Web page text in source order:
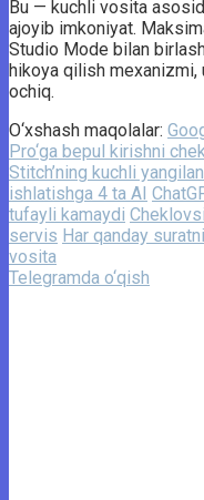
Bu — kuchli vosita
ajoyib imkoniyat.
Studio Mode bilan
hikoya qilish mexanizmi,
ochiq.
O‘xshash maqolalar:
Pro‘ga bepul kirishni
Stitch’ning kuchli
ishlatishga 4 ta AI
tufayli kamaydi
servis Har qanday
vosita
Telegramda o‘qish